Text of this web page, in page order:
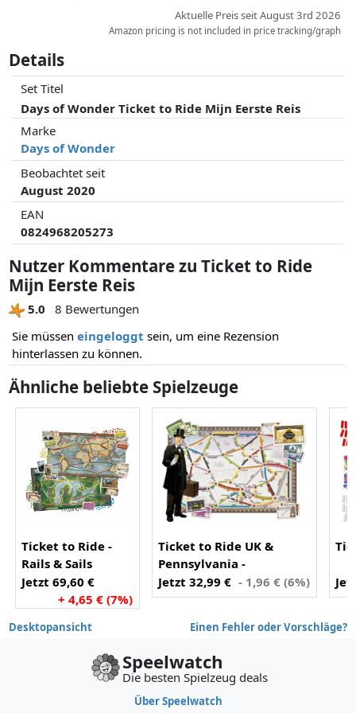
Aktuelle Preis seit August 3rd 2026
Amazon pricing is not included in price tracking/graph
Details
Set Titel
Days of Wonder Ticket to Ride Mijn Eerste Reis
Marke
Days of Wonder
Beobachtet seit
August 2020
EAN
0824968205273
Nutzer Kommentare zu Ticket to Ride
Mijn Eerste Reis
5.0
8 Bewertungen
Sie müssen eingeloggt sein, um eine Rezension
hinterlassen zu können.
Ähnliche beliebte Spielzeuge
Ticket to Ride -
Rails & Sails
Jetzt 69,60 €
+ 4,65 € (7%)
Ticket to Ride UK &
Pennsylvania -
Uitbreiding
Jetzt 32,99 € - 1,96 € (6%)
Desktopansicht Einen Fehler oder Vorschläge?
Speelwatch
Die besten Spielzeug deals
Über Speelwatch